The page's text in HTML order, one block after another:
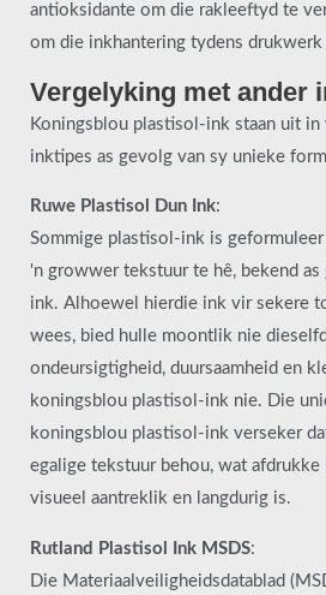
antioksidante om die rakleeftyd te
om die inkhantering tydens drukwerk
Vergelyking met ander
Koningsblou plastisol-ink staan uit
inktipes as gevolg van sy unieke
Ruwe Plastisol Dun Ink:
Sommige plastisol-ink is
'n growwer tekstuur te hê, bekend
ink. Alhoewel hierdie ink vir sekere
wees, bied hulle moontlik nie
ondeursigtigheid, duursaamheid en
koningsblou plastisol-ink nie. Die
koningsblou plastisol-ink verseker
egalige tekstuur behou, wat
visueel aantreklik en langdurig is.
Rutland Plastisol Ink MSDS:
Die Materiaalveiligheidsdatablad